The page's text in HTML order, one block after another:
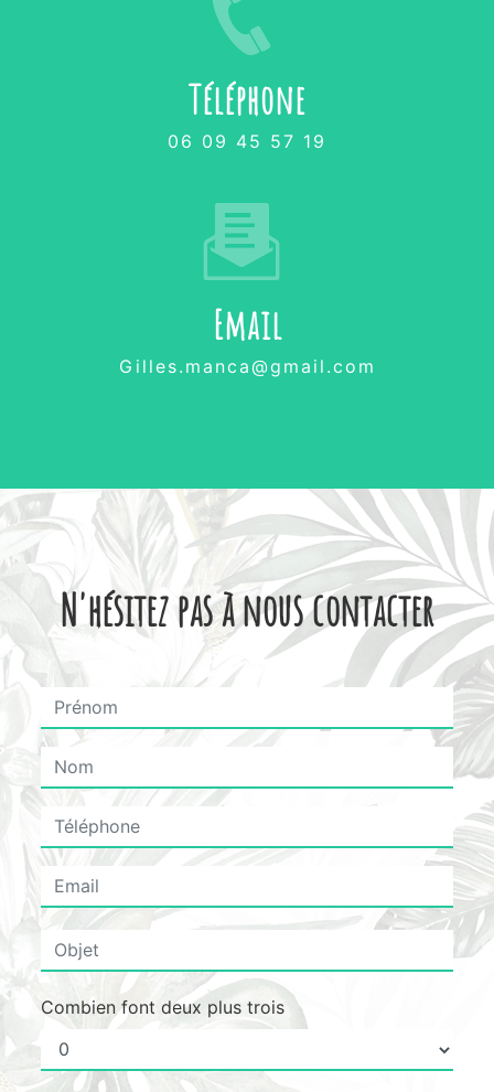
Téléphone
06 09 45 57 19
Email
gilles.manca@gmail.com
N'hésitez pas à nous contacter
Combien font deux plus trois